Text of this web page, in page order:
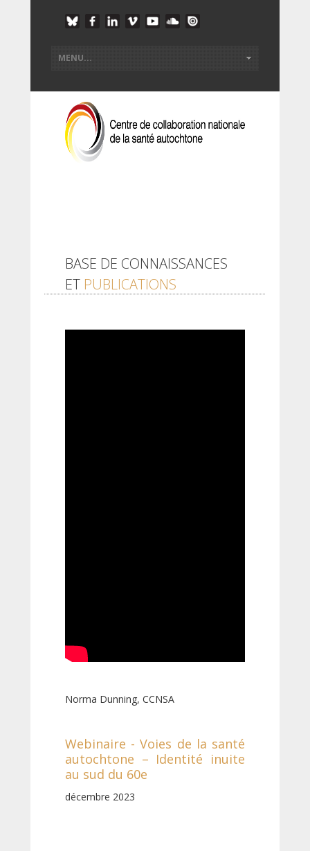
BASE DE CONNAISSANCES
ET PUBLICATIONS
Norma Dunning, CCNSA
Webinaire - Voies de la santé
autochtone – Identité inuite
au sud du 60e
décembre 2023